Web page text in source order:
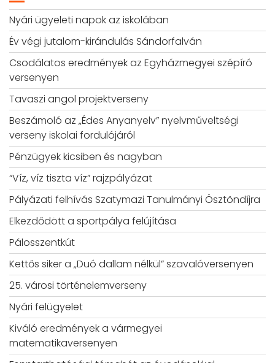
Nyári ügyeleti napok az iskolában
Év végi jutalom-kirándulás Sándorfalván
Csodálatos eredmények az Egyházmegyei szépíró
versenyen
Tavaszi angol projektverseny
Beszámoló az „Édes Anyanyelv” nyelvműveltségi
verseny iskolai fordulójáról
Pénzügyek kicsiben és nagyban
“Víz, víz tiszta víz” rajzpályázat
Pályázati felhívás Szatymazi Tanulmányi Ösztöndíjra
Elkezdődött a sportpálya felújítása
Pálosszentkút
Kettős siker a „Duó dallam nélkül” szavalóversenyen
25. városi történelemverseny
Nyári felügyelet
Kiváló eredmények a vármegyei
matematikaversenyen